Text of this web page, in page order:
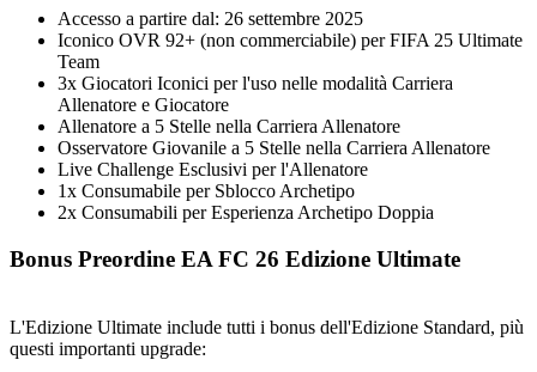
Accesso a partire dal: 26 settembre 2025
Iconico OVR 92+ (non commerciabile) per FIFA 25 Ultimate
Team
3x Giocatori Iconici per l'uso nelle modalità Carriera
Allenatore e Giocatore
Allenatore a 5 Stelle nella Carriera Allenatore
Osservatore Giovanile a 5 Stelle nella Carriera Allenatore
Live Challenge Esclusivi per l'Allenatore
1x Consumabile per Sblocco Archetipo
2x Consumabili per Esperienza Archetipo Doppia
Bonus Preordine EA FC 26 Edizione Ultimate
L'Edizione Ultimate include tutti i bonus dell'Edizione Standard, più
questi importanti upgrade: